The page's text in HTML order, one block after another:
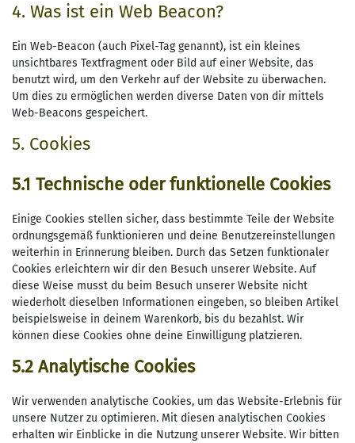
4. Was ist ein Web Beacon?
Ein Web-Beacon (auch Pixel-Tag genannt), ist ein kleines
unsichtbares Textfragment oder Bild auf einer Website, das
benutzt wird, um den Verkehr auf der Website zu überwachen.
Um dies zu ermöglichen werden diverse Daten von dir mittels
Web-Beacons gespeichert.
5. Cookies
5.1 Technische oder funktionelle Cookies
Einige Cookies stellen sicher, dass bestimmte Teile der Website
ordnungsgemäß funktionieren und deine Benutzereinstellungen
weiterhin in Erinnerung bleiben. Durch das Setzen funktionaler
Cookies erleichtern wir dir den Besuch unserer Website. Auf
diese Weise musst du beim Besuch unserer Website nicht
wiederholt dieselben Informationen eingeben, so bleiben Artikel
beispielsweise in deinem Warenkorb, bis du bezahlst. Wir
können diese Cookies ohne deine Einwilligung platzieren.
5.2 Analytische Cookies
Wir verwenden analytische Cookies, um das Website-Erlebnis für
unsere Nutzer zu optimieren. Mit diesen analytischen Cookies
erhalten wir Einblicke in die Nutzung unserer Website. Wir bitten